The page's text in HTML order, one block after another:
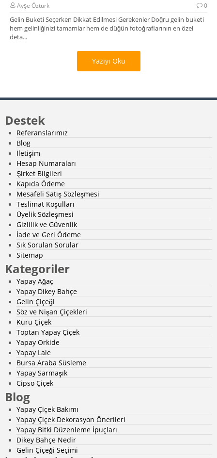
Ayşe Öztürk 0
Gelin Buketi Seçerken Dikkat Edilmesi Gerekenler Doğru gelin buketi
hem gelinliğinizi tamamlar hem de düğün fotoğraflarının en özel
deta...
Yazıyı Oku
Destek
Referanslarımız
Blog
İletişim
Hesap Numaraları
Şirket Bilgileri
Kapıda Ödeme
Mesafeli Satış Sözleşmesi
Teslimat Koşulları
Üyelik Sözleşmesi
Gizlilik ve Güvenlik
İade ve Geri Ödeme
Sık Sorulan Sorular
Sitemap
Kategoriler
Yapay Ağaç
Yapay Dikey Bahçe
Gelin Çiçeği
Söz ve Nişan Çiçekleri
Kuru Çiçek
Toptan Yapay Çiçek
Yapay Orkide
Yapay Lale
Bursa Araba Süsleme
Yapay Sarmaşık
Cipso Çiçek
Blog
Yapay Çiçek Bakımı
Yapay Çiçek Dekorasyon Önerileri
Yapay Bitki Düzenleme İpuçları
Dikey Bahçe Nedir
Gelin Çiçeği Seçimi